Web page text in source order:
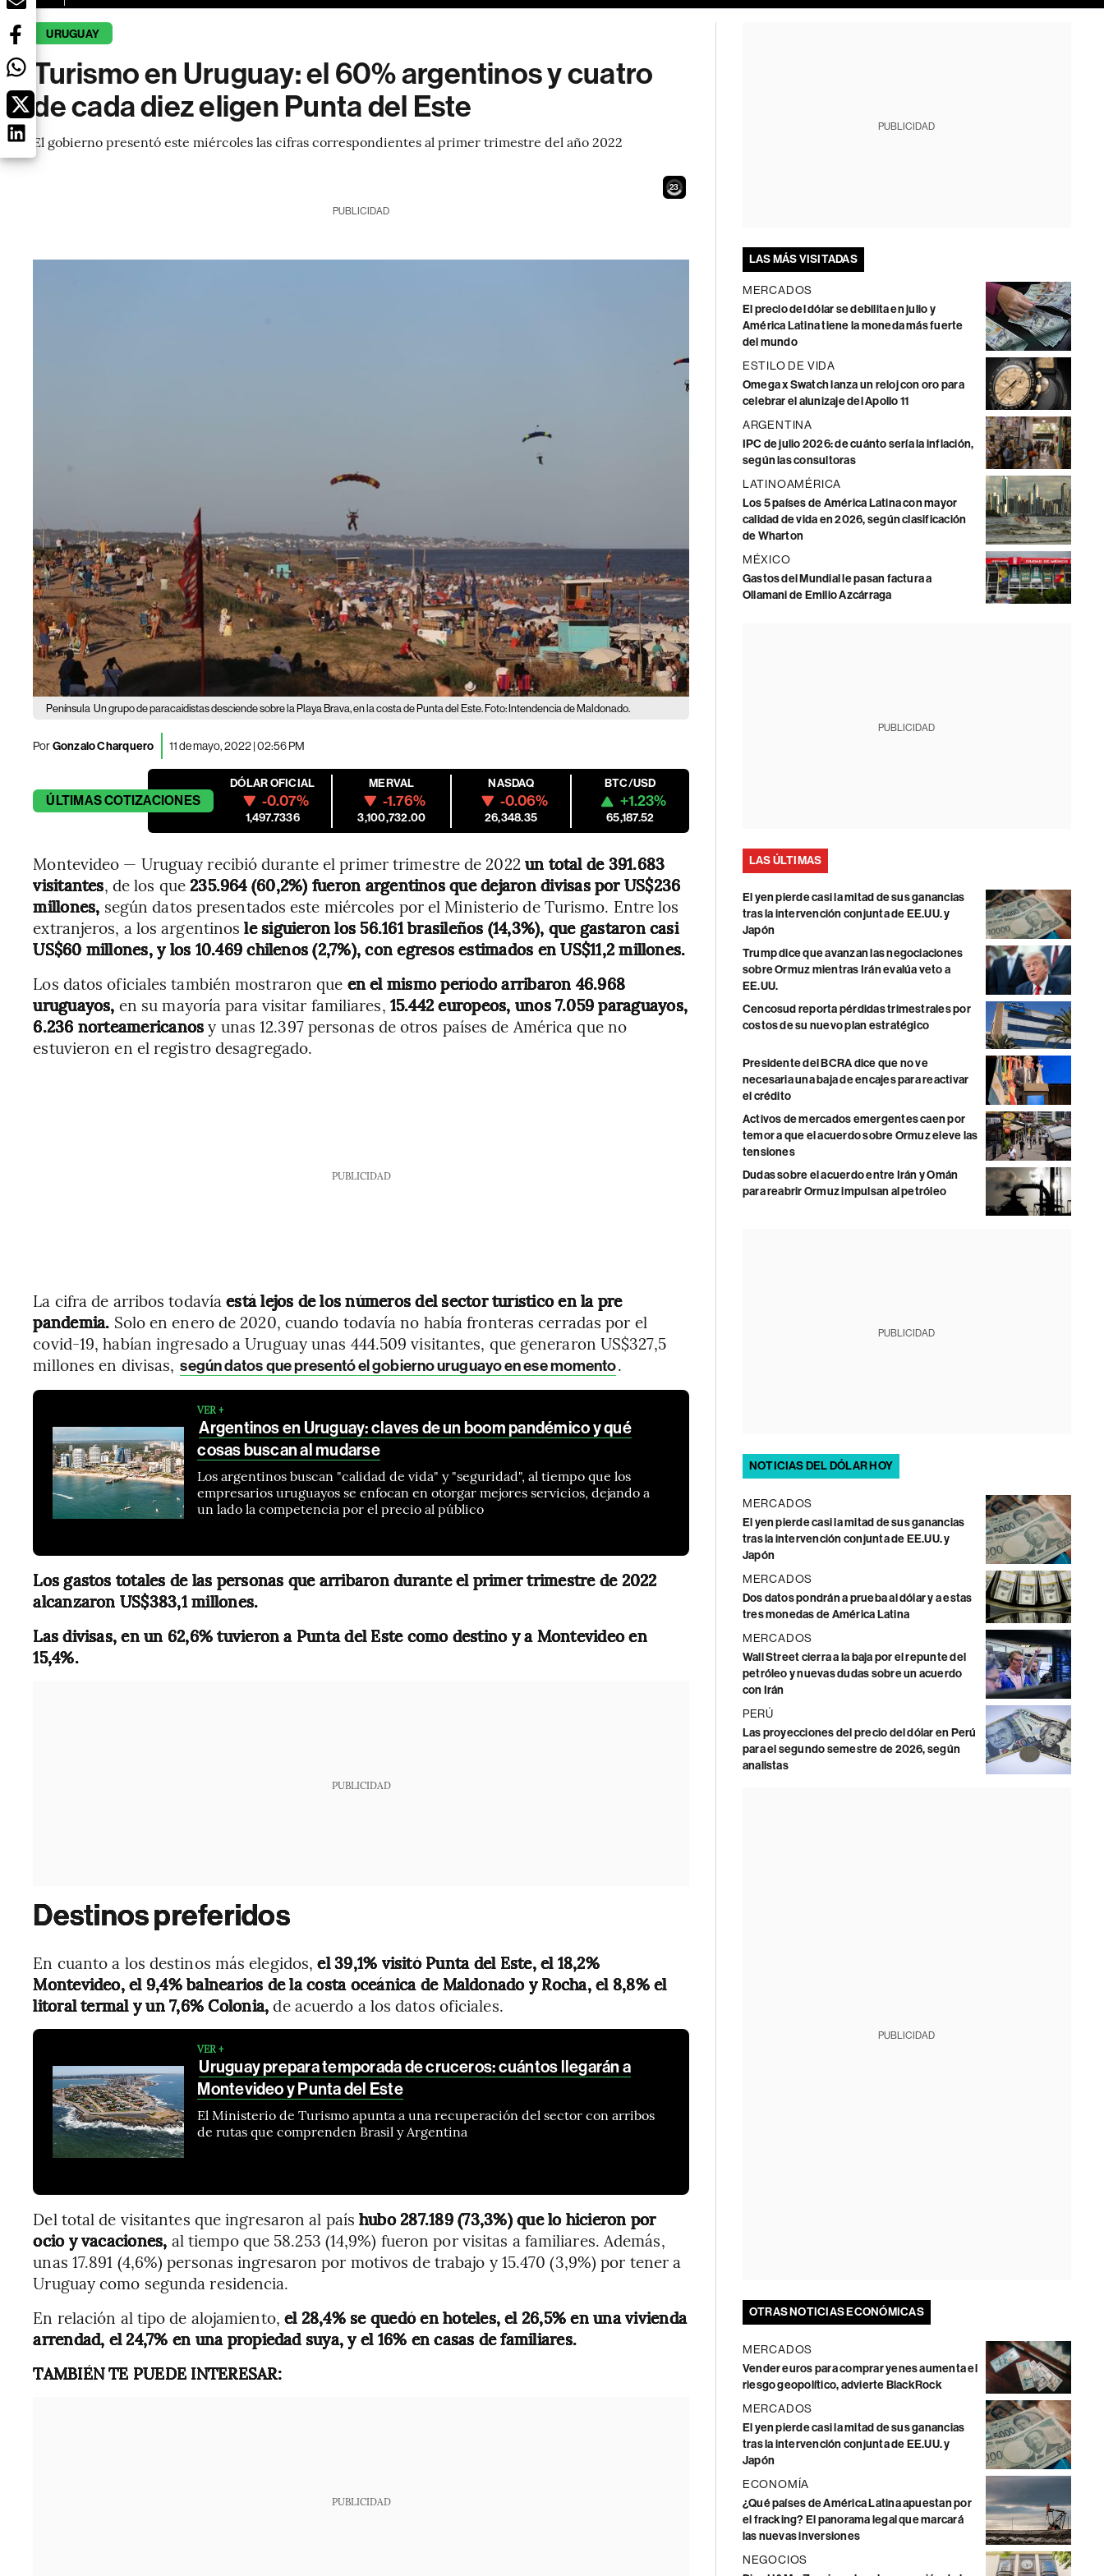
URUGUAY
Turismo en Uruguay: el 60% argentinos y cuatro
de cada diez eligen Punta del Este
El gobierno presentó este miércoles las cifras correspondientes al primer trimestre del año 2022
21
PUBLICIDAD
Península Un grupo de paracaidistas desciende sobre la Playa Brava, en la costa de Punta del Este. Foto: Intendencia de Maldonado.
PorGonzalo Charquero 11 de mayo, 2022 | 02:56 PM
ÚLTIMASCOTIZACIONES
DÓLAR OFICIAL
-0.07%
1,497.7336
MERVAL
-1.76%
3,100,732.00
NASDAQ
-0.06%
26,348.35
BTC/USD
+1.23%
65,187.52
Montevideo — Uruguay recibió durante el primer trimestre de 2022un total de 391.683
visitantes, de los que 235.964 (60,2%) fueron argentinos que dejaron divisas por US$236
millones, según datos presentados este miércoles por el Ministerio de Turismo. Entre los
extranjeros, a los argentinosle siguieron los 56.161 brasileños (14,3%), que gastaron casi
US$60 millones, y los 10.469 chilenos (2,7%), con egresos estimados en US$11,2 millones.
Los datos oficiales también mostraron que en el mismo período arribaron 46.968
uruguayos, en su mayoría para visitar familiares, 15.442 europeos, unos 7.059 paraguayos,
6.236 norteamericanosy unas 12.397 personas de otros países de América que no
estuvieron en el registro desagregado.
PUBLICIDAD
La cifra de arribos todavíaestá lejos de los números del sector turístico en la pre
pandemia. Solo en enero de 2020, cuando todavía no había fronteras cerradas por el
covid-19, habían ingresado a Uruguay unas 444.509 visitantes, que generaron US$327,5
millones en divisas, según datos que presentó el gobierno uruguayo en ese momento.
VER +
Argentinos en Uruguay: claves de un boom pandémico y qué
cosas buscan al mudarse
Los argentinos buscan "calidad de vida" y "seguridad", al tiempo que los
empresarios uruguayos se enfocan en otorgar mejores servicios, dejando a
un lado la competencia por el precio al público
Los gastos totales de las personas que arribaron durante el primer trimestre de 2022
alcanzaron US$383,1 millones.
Las divisas, en un 62,6% tuvieron a Punta del Este como destino y a Montevideo en
15,4%.
PUBLICIDAD
Destinos preferidos
En cuanto a los destinos más elegidos, el 39,1% visitó Punta del Este, el 18,2%
Montevideo, el 9,4% balnearios de la costa oceánica de Maldonado y Rocha, el 8,8% el
litoral termal y un 7,6% Colonia,de acuerdo a los datos oficiales.
VER +
Uruguay prepara temporada de cruceros: cuántos llegarán a
Montevideo y Punta del Este
El Ministerio de Turismo apunta a una recuperación del sector con arribos
de rutas que comprenden Brasil y Argentina
Del total de visitantes que ingresaron al paíshubo 287.189 (73,3%) que lo hicieron por
ocio y vacaciones, al tiempo que 58.253 (14,9%) fueron por visitas a familiares. Además,
unas 17.891 (4,6%) personas ingresaron por motivos de trabajo y 15.470 (3,9%) por tener a
Uruguay como segunda residencia.
En relación al tipo de alojamiento, el 28,4% se quedó en hoteles, el 26,5% en una vivienda
arrendad, el 24,7% en una propiedad suya, y el 16% en casas de familiares.
TAMBIÉN TE PUEDE INTERESAR:
PUBLICIDAD
PUBLICIDAD
LAS MÁS VISITADAS
MERCADOS
El precio del dólar se debilita en julio y
América Latina tiene la moneda más fuerte
del mundo
ESTILO DE VIDA
Omega x Swatch lanza un reloj con oro para
celebrar el alunizaje del Apollo 11
ARGENTINA
IPC de julio 2026: de cuánto sería la inflación,
según las consultoras
LATINOAMÉRICA
Los 5 países de América Latina con mayor
calidad de vida en 2026, según clasificación
de Wharton
MÉXICO
Gastos del Mundial le pasan factura a
Ollamani de Emilio Azcárraga
PUBLICIDAD
LAS ÚLTIMAS
El yen pierde casi la mitad de sus ganancias
tras la intervención conjunta de EE.UU. y
Japón
Trump dice que avanzan las negociaciones
sobre Ormuz mientras Irán evalúa veto a
EE.UU.
Cencosud reporta pérdidas trimestrales por
costos de su nuevo plan estratégico
Presidente del BCRA dice que no ve
necesaria una baja de encajes para reactivar
el crédito
Activos de mercados emergentes caen por
temor a que el acuerdo sobre Ormuz eleve las
tensiones
Dudas sobre el acuerdo entre Irán y Omán
para reabrir Ormuz impulsan al petróleo
PUBLICIDAD
NOTICIAS DEL DÓLAR HOY
MERCADOS
El yen pierde casi la mitad de sus ganancias
tras la intervención conjunta de EE.UU. y
Japón
MERCADOS
Dos datos pondrán a prueba al dólar y a estas
tres monedas de América Latina
MERCADOS
Wall Street cierra a la baja por el repunte del
petróleo y nuevas dudas sobre un acuerdo
con Irán
PERÚ
Las proyecciones del precio del dólar en Perú
para el segundo semestre de 2026, según
analistas
PUBLICIDAD
OTRAS NOTICIAS ECONÓMICAS
MERCADOS
Vender euros para comprar yenes aumenta el
riesgo geopolítico, advierte BlackRock
MERCADOS
El yen pierde casi la mitad de sus ganancias
tras la intervención conjunta de EE.UU. y
Japón
ECONOMÍA
¿Qué países de América Latina apuestan por
el fracking? El panorama legal que marcará
las nuevas inversiones
NEGOCIOS